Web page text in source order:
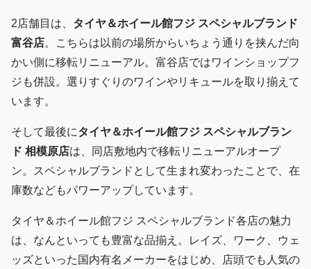
2店舗目は、 タイヤ＆ホイール館フジ スペシャルブランド
富谷店。こちらは以前の場所からいちょう通りを挟んだ向
かい側に移転リニューアル。富谷店ではワインショップフ
ジも併設。選りすぐりのワインやリキュールを取り揃えて
います。
そして最後にタイヤ＆ホイール館フジ スペシャルブラン
ド 相模原店は、同店敷地内で移転リニューアルオープ
ン。スペシャルブランドとして生まれ変わったことで、在
庫数などもパワーアップしています。
タイヤ＆ホイール館フジ スペシャルブランド各店の魅力
は、なんといっても豊富な品揃え。レイズ、ワーク、ウェ
ッズといった国内有名メーカーをはじめ、店頭でも人気の